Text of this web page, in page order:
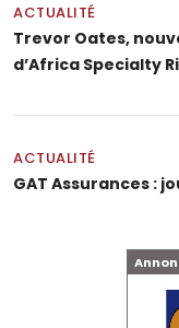
ACTUALITÉ
Trevor Oates,
d’Africa Specialty
ACTUALITÉ
GAT Assurances :